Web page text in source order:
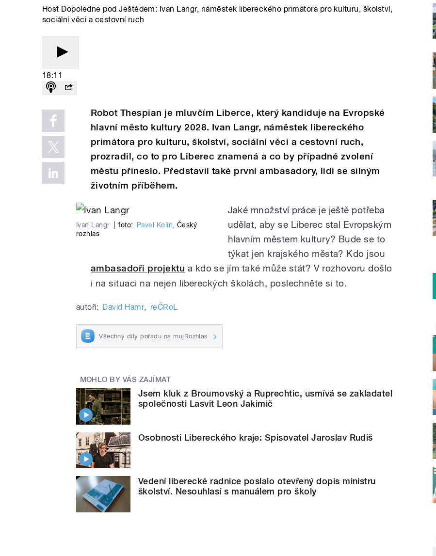
Host Dopoledne pod Ještědem: Ivan Langr, náměstek libereckého primátora pro kulturu, školství,
sociální věci a cestovní ruch
18:11
Robot Thespian je mluvčím Liberce, který kandiduje na Evropské
hlavní město kultury 2028. Ivan Langr, náměstek libereckého
primátora pro kulturu, školství, sociální věci a cestovní ruch,
prozradil, co to pro Liberec znamená a co by případné zvolení
městu přineslo. Představil také první ambasadory, lidi se silným
životním příběhem.
Ivan Langr foto: Pavel Kolín, Český
rozhlas
Jaké množství práce je ještě potřeba
udělat, aby se Liberec stal Evropským
hlavním městem kultury? Bude se to
týkat jen krajského města? Kdo jsou
ambasadoři projektu a kdo se jím také může stát? V rozhovoru došlo
i na situaci na nejen libereckých školách, poslechněte si to.
autoři: David Hamr, reČRoL
Všechny díly pořadu na mujRozhlas
MOHLO BY VÁS ZAJÍMAT
Jsem kluk z Broumovský a Ruprechtic, usmívá se zakladatel
společnosti Lasvit Leon Jakimič
Osobnosti Libereckého kraje: Spisovatel Jaroslav Rudiš
Vedení liberecké radnice poslalo otevřený dopis ministru
školství. Nesouhlasí s manuálem pro školy